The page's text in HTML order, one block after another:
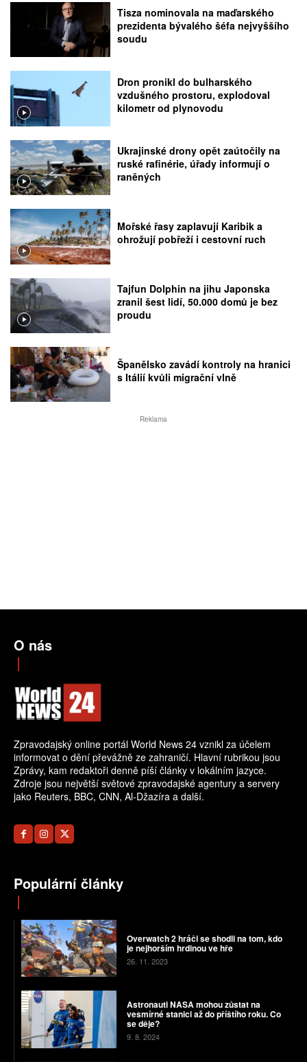
Tisza nominovala na maďarského
prezidenta bývalého šéfa nejvyššího
soudu
Dron pronikl do bulharského
vzdušného prostoru, explodoval
kilometr od plynovodu
Ukrajinské drony opět zaútočily na
ruské rafinérie, úřady informují o
raněných
Mořské řasy zaplavují Karibik a
ohrožují pobřeží i cestovní ruch
Tajfun Dolphin na jihu Japonska
zranil šest lidí, 50.000 domů je bez
proudu
Španělsko zavádí kontroly na hranici
s Itálií kvůli migrační vlně
Reklama
O nás
Zpravodajský online portál World News 24 vznikl za účelem
informovat o dění převážně ze zahraničí. Hlavní rubrikou jsou
Zprávy, kam redaktoři denně píší články v lokálním jazyce.
Zdroje jsou největší světové zpravodajské agentury a servery
jako Reuters, BBC, CNN, Al-Džazíra a další.
Populární články
Overwatch 2 hráči se shodli na tom, kdo
je nejhorším hrdinou ve hře
26. 11. 2023
Astronauti NASA mohou zůstat na
vesmírné stanici až do příštího roku. Co
se děje?
9. 8. 2024